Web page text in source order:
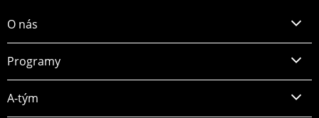
O nás
Programy
A-tým